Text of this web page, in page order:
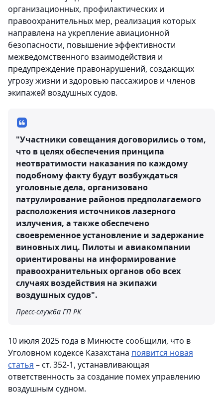
организационных, профилактических и
правоохранительных мер, реализация которых
направлена на укрепление авиационной
безопасности, повышение эффективности
межведомственного взаимодействия и
предупреждение правонарушений, создающих
угрозу жизни и здоровью пассажиров и членов
экипажей воздушных судов.
"Участники совещания договорились о том,
что в целях обеспечения принципа
неотвратимости наказания по каждому
подобному факту будут возбуждаться
уголовные дела, организовано
патрулирование районов предполагаемого
расположения источников лазерного
излучения, а также обеспечено
своевременное установление и задержание
виновных лиц. Пилоты и авиакомпании
ориентированы на информирование
правоохранительных органов обо всех
случаях воздействия на экипажи
воздушных судов".
Пресс-служба ГП РК
10 июля 2025 года в Минюсте сообщили, что в
Уголовном кодексе Казахстана появится новая
статья – ст. 352-1, устанавливающая
ответственность за создание помех управлению
воздушным судном.